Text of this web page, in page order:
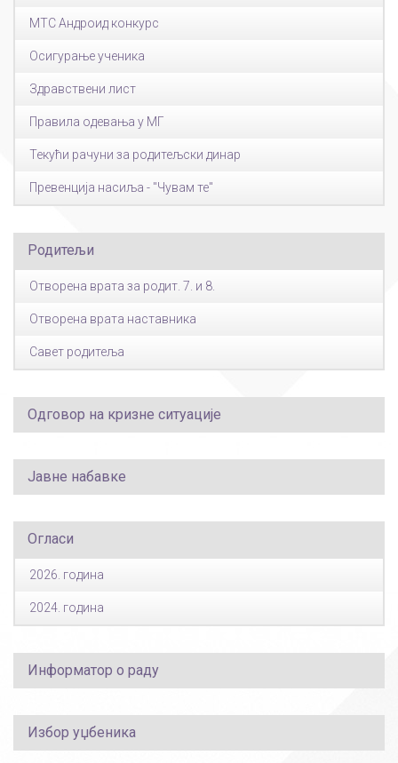
МТС Андроид конкурс
Осигурање ученика
Здравствени лист
Правила одевања у МГ
Текући рачуни за родитељски динар
Превенција насиља - "Чувам те"
Родитељи
Отворена врата за родит. 7. и 8.
Отворена врата наставника
Савет родитеља
Одговор на кризне ситуације
Јавне набавке
Огласи
2026. година
2024. година
Информатор о раду
Избор уџбеника